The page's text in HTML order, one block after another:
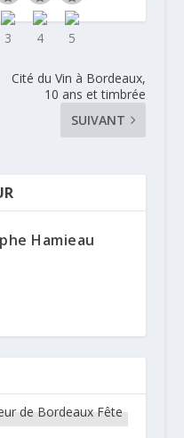
Cité du Vin à Bordeaux,
10 ans et timbrée
SUIVANT
Hamieau